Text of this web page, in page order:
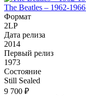
The Beatles – 1962-
Формат
2LP
Дата релиза
2014
Первый релиз
1973
Состояние
Still Sealed
9 700 ₽